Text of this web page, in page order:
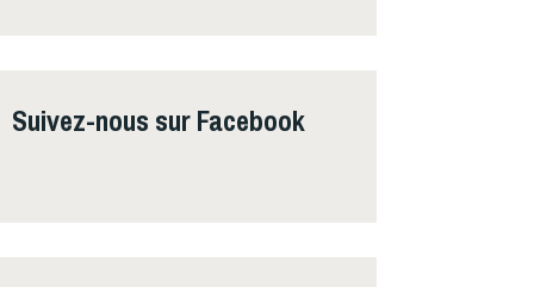
Suivez-nous sur Facebook